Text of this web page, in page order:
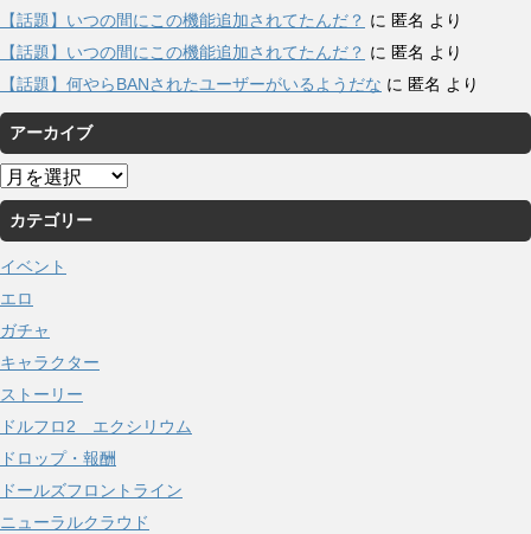
【話題】いつの間にこの機能追加されてたんだ？ に 匿名 より
【話題】いつの間にこの機能追加されてたんだ？ に 匿名 より
【話題】何やらBANされたユーザーがいるようだな に 匿名 より
アーカイブ
ア
ー
カ
イ
ブ
カテゴリー
イベント
エロ
ガチャ
キャラクター
ストーリー
ドルフロ2 エクシリウム
ドロップ・報酬
ドールズフロントライン
ニューラルクラウド